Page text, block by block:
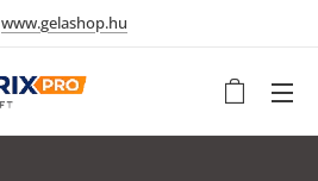
www.gelashop.hu